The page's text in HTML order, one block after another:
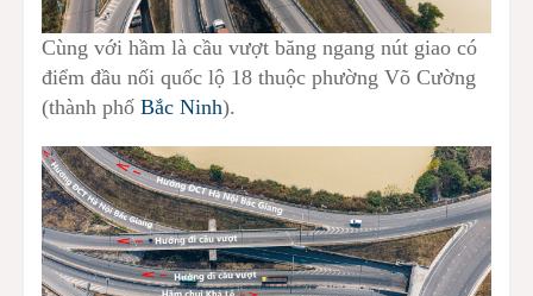
Cùng với hầm là cầu vượt băng ngang nút giao có
điểm đầu nối quốc lộ 18 thuộc phường Võ Cường
(thành phố Bắc Ninh).